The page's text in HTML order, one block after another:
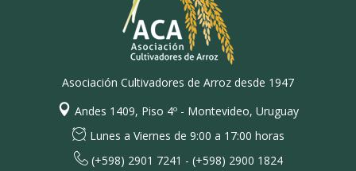
Asociación Cultivadores de Arroz desde 1947
Andes 1409, Piso 4º - Montevideo, Uruguay
Lunes a Viernes de 9:00 a 17:00 horas
(+598) 2901 7241 - (+598) 2900 1824